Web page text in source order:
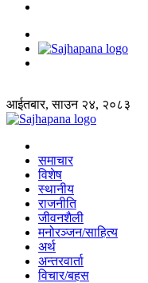
आईतबार, साउन २४, २०८३
समाचार
विशेष
स्थानीय
राजनीति
जीवनशैली
मनोरञ्जन/साहित्य
अर्थ
अन्तरवार्ता
विचार/बहस